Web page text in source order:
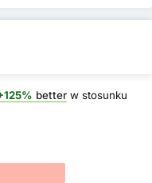
better w stosunku